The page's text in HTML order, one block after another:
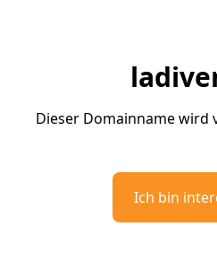
Dieser Domainname wird
Ich bin